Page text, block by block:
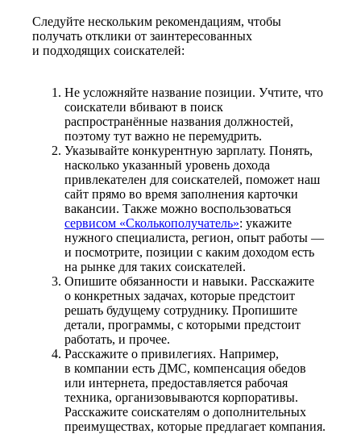
Следуйте нескольким рекомендациям, чтобы
получать отклики от заинтересованных
и подходящих соискателей:
Не усложняйте название позиции. Учтите, что
соискатели вбивают в поиск
распространённые названия должностей,
поэтому тут важно не перемудрить.
Указывайте конкурентную зарплату. Понять,
насколько указанный уровень дохода
привлекателен для соискателей, поможет наш
сайт прямо во время заполнения карточки
вакансии. Также можно воспользоваться
сервисом «Сколькополучатель»: укажите
нужного специалиста, регион, опыт работы —
и посмотрите, позиции с каким доходом есть
на рынке для таких соискателей.
Опишите обязанности и навыки. Расскажите
о конкретных задачах, которые предстоит
решать будущему сотруднику. Пропишите
детали, программы, с которыми предстоит
работать, и прочее.
Расскажите о привилегиях. Например,
в компании есть ДМС, компенсация обедов
или интернета, предоставляется рабочая
техника, организовываются корпоративы.
Расскажите соискателям о дополнительных
преимуществах, которые предлагает компания.